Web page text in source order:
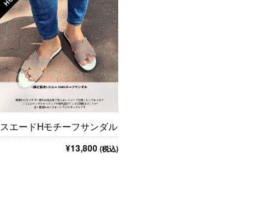
スエードHモチーフサンダル
¥13,800 (税込)